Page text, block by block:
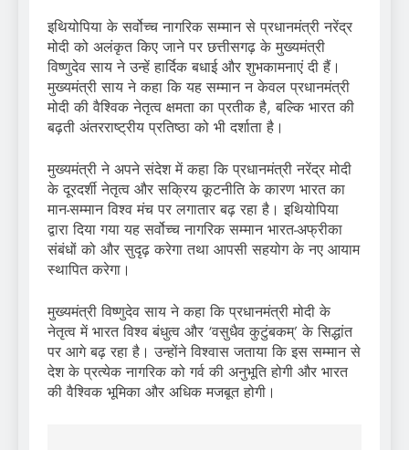
इथियोपिया के सर्वोच्च नागरिक सम्मान से प्रधानमंत्री नरेंद्र
मोदी को अलंकृत किए जाने पर छत्तीसगढ़ के मुख्यमंत्री
विष्णुदेव साय ने उन्हें हार्दिक बधाई और शुभकामनाएं दी हैं।
मुख्यमंत्री साय ने कहा कि यह सम्मान न केवल प्रधानमंत्री
मोदी की वैश्विक नेतृत्व क्षमता का प्रतीक है, बल्कि भारत की
बढ़ती अंतरराष्ट्रीय प्रतिष्ठा को भी दर्शाता है।
मुख्यमंत्री ने अपने संदेश में कहा कि प्रधानमंत्री नरेंद्र मोदी
के दूरदर्शी नेतृत्व और सक्रिय कूटनीति के कारण भारत का
मान-सम्मान विश्व मंच पर लगातार बढ़ रहा है। इथियोपिया
द्वारा दिया गया यह सर्वोच्च नागरिक सम्मान भारत-अफ्रीका
संबंधों को और सुदृढ़ करेगा तथा आपसी सहयोग के नए आयाम
स्थापित करेगा।
मुख्यमंत्री विष्णुदेव साय ने कहा कि प्रधानमंत्री मोदी के
नेतृत्व में भारत विश्व बंधुत्व और ‘वसुधैव कुटुंबकम्’ के सिद्धांत
पर आगे बढ़ रहा है। उन्होंने विश्वास जताया कि इस सम्मान से
देश के प्रत्येक नागरिक को गर्व की अनुभूति होगी और भारत
की वैश्विक भूमिका और अधिक मजबूत होगी।